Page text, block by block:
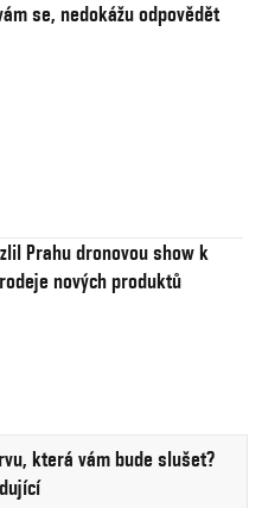
se, nedokážu odpovědět
Prahu dronovou show k
nových produktů
která vám bude slušet?